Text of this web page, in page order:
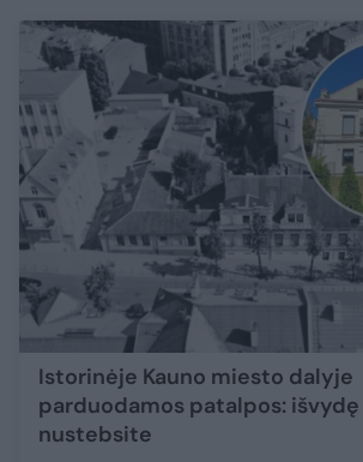
Istorinėje Kauno miesto dalyje
parduodamos patalpos: išvydę
nustebsite